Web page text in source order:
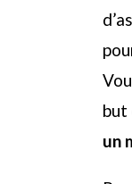
but
un